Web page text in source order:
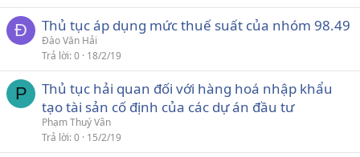
Đ Thủ tục áp dụng mức thuế suất của nhóm 98.49
Đào Văn Hải
Trả lời 0 18/2/19
P
Thủ tục hải quan đối với hàng hoá nhập khẩu
tạo tài sản cố định của các dự án đầu tư
Phạm Thuý Vân
Trả lời 0 15/2/19